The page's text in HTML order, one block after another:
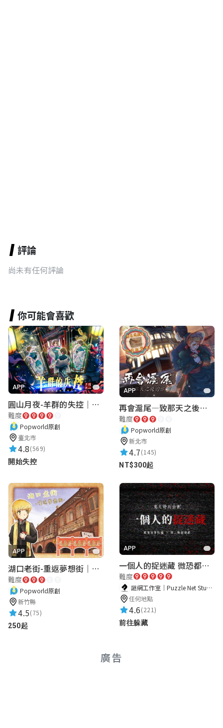
評論
尚未有任何評論
你可能會喜歡
APP
圓山月夜-羊群的失控｜圓山飯店 ARG實境解謎遊戲
難度
Popworld原創
臺北市
4.8(569)
開始失控
APP
再會滬尾—致那天之後的你｜淡水老街實境遊戲｜實體遊戲盒
難度
Popworld原創
新北市
4.7(145)
NT$300起
APP
湖口老街-重返夢想街｜新竹老街城市解謎
難度
Popworld原創
新竹縣
4.5(75)
250起
APP
一個人的捉迷藏 微恐都市傳說
難度
謎網工作室｜Puzzle Net Studio
任何地點
4.6(221)
前往躲藏
廣告